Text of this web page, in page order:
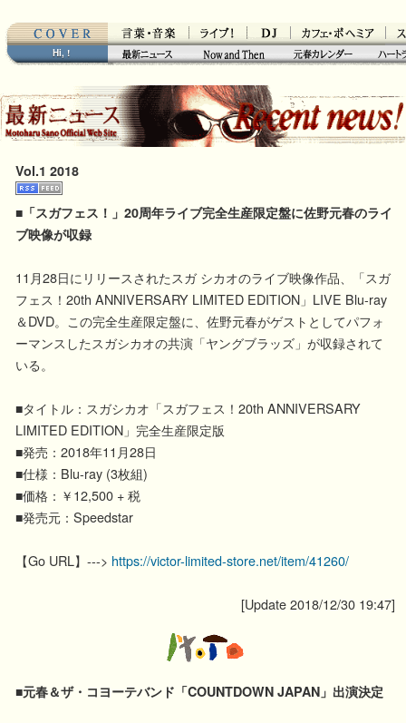
MWSトップ 音楽・言葉 ライブ！ ライブ！ カフェ・ボヘミア ス
Hi, !
Vol.1 2018
■「スガフェス！」20周年ライブ完全生産限定盤に佐野元春のライ
ブ映像が収録
11月28日にリリースされたスガ シカオのライブ映像作品、「スガ
フェス！20th ANNIVERSARY LIMITED EDITION」LIVE Blu-ray
＆DVD。この完全生産限定盤に、佐野元春がゲストとしてパフォ
ーマンスしたスガシカオの共演「ヤングブラッズ」が収録されて
いる。
■タイトル：スガシカオ「スガフェス！20th ANNIVERSARY
LIMITED EDITION」完全生産限定版
■発売：2018年11月28日
■仕様：Blu-ray (3枚組)
■価格：￥12,500 + 税
■発売元：Speedstar
【Go URL】---> https://victor-limited-store.net/item/41260/
[Update 2018/12/30 19:47]
■元春＆ザ・コヨーテバンド「COUNTDOWN JAPAN」出演決定